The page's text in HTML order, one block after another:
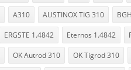
A310 AUSTINOX TIG 310
ERGSTE 1.4842 Eternos 1.4842
OK Autrod 310 OK Tigrod 310